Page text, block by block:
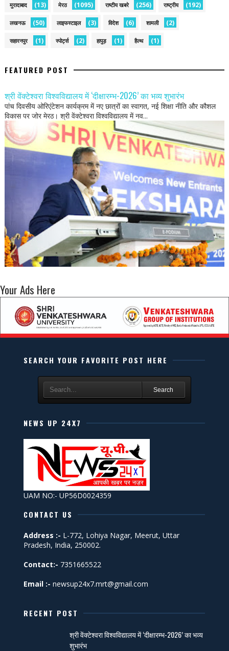
मुरादाबाद (13) मेरठ (1095) राष्टीय खबरे (256) राष्ट्रीय (192)
लखनऊ (50) लाइफस्टाइल (3) विदेश (6) शामली (2)
सहारनपुर (1) स्पोर्ट्स (2) हापुड़ (1) हैल्थ (1)
FEATURED POST
श्री वेंक्टेश्वरा विश्वविद्यालय में ‘दीक्षारम्भ-2026’ का भव्य शुभारंभ
पांच दिवसीय ओरिएंटेशन कार्यक्रम में नए छात्रों का स्वागत, नई शिक्षा नीति और कौशल
विकास पर जोर मेरठ। श्री वेंक्टेश्वरा विश्वविद्यालय में नव...
Your Ads Here
SEARCH YOUR FAVORITE POST HERE
Search
NEWS UP 24X7
UAM NO:- UP56D0024359
CONTACT US
Address :- L-772, Lohiya Nagar, Meerut, Uttar
Pradesh, India, 250002.
Contact:- 7351665522
Email :- newsup24x7.mrt@gmail.com
RECENT POST
श्री वेंक्टेश्वरा विश्वविद्यालय में ‘दीक्षारम्भ-2026’ का भव्य
शुभारंभ